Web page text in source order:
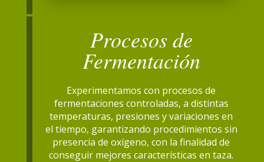
Procesos de
Fermentación
Experimentamos con procesos de
fermentaciones controladas, a distintas
temperaturas, presiones y variaciones en
el tiempo, garantizando procedimientos sin
presencia de oxígeno, con la finalidad de
conseguir mejores características en taza.